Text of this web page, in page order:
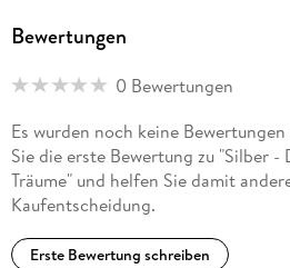
Bewertungen
0 Bewertungen
Es wurden noch keine
Sie die erste Bewertung zu "Silber -
Träume" und helfen Sie damit
Kaufentscheidung.
Erste Bewertung schreiben